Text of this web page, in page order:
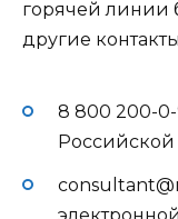
горячей линии
другие
8 800 200-0-